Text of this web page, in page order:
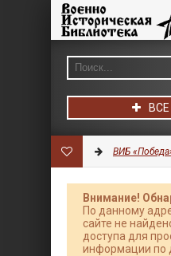
ВИБ
Внимание!
По данному
сайте не
доступа для
информации по